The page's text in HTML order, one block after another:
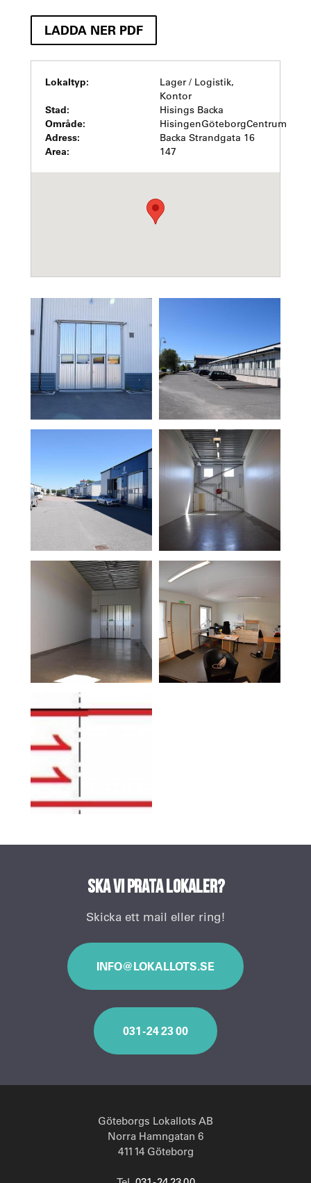
LADDA NER PDF
Lokaltyp:
Lager / Logistik,
Kontor
Stad: Hisings Backa
Område: HisingenGöteborgCentrum
Adress: Backa Strandgata 16
Area: 147
Ska vi prata lokaler?
Skicka ett mail eller ring!
INFO@LOKALLOTS.SE
031 - 24 23 00
Göteborgs Lokallots AB
Norra Hamngatan 6
411 14 Göteborg